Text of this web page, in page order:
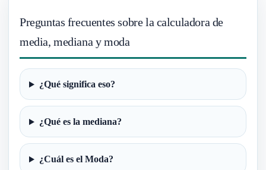
Preguntas frecuentes sobre la calculadora de
media, mediana y moda
¿Qué significa eso?
¿Qué es la mediana?
¿Cuál es el Moda?